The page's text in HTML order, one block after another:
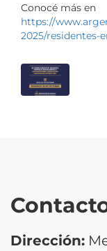
Conocé más en
https://
2025/residentes-
Dirección: